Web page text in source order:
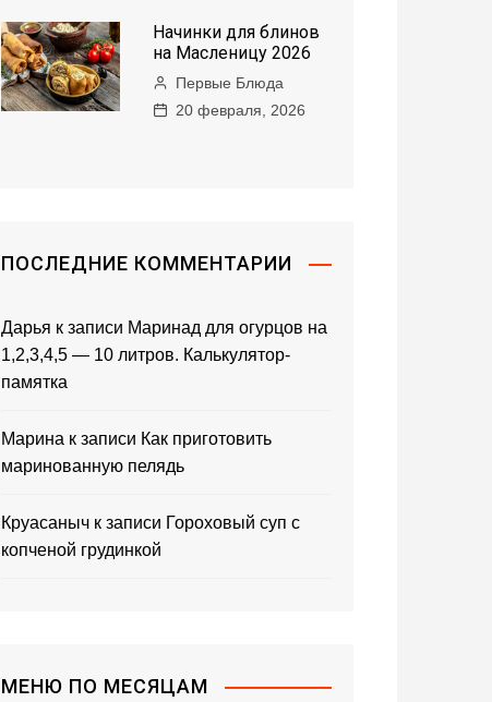
Начинки для блинов
на Масленицу 2026
Первые Блюда
20 февраля, 2026
ПОСЛЕДНИЕ КОММЕНТАРИИ
Дарья к записи Маринад для огурцов на
1,2,3,4,5 — 10 литров. Калькулятор-
памятка
Марина к записи Как приготовить
маринованную пелядь
Круасанычк записи Гороховый суп с
копченой грудинкой
МЕНЮ ПО МЕСЯЦАМ